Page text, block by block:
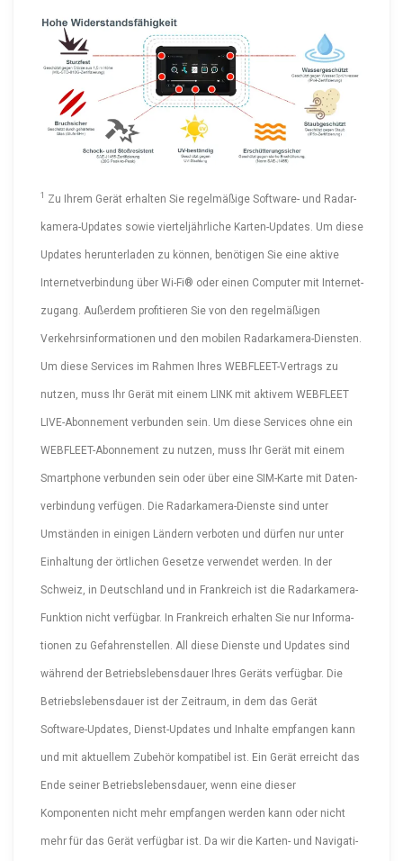
1 Zu Ihrem Gerät erhalten Sie regelmäßige Software- und Radar­
ka­me­ra-Up­dates sowie viertel­jähr­liche Karten­-Up­dates. Um diese
Updates herun­ter­laden zu können, benötigen Sie eine aktive
Inter­net­ver­bindung über Wi-Fi® oder einen Computer mit Inter­net­
zugang. Außerdem profitieren Sie von den regel­mä­ßigen
Verkehrs­in­for­ma­tionen und den mobilen Radar­ka­me­ra-Diensten.
Um diese Services im Rahmen Ihres WEBFLEE­T-Ver­trags zu
nutzen, muss Ihr Gerät mit einem LINK mit aktivem WEBFLEET
LIVE-Abon­nement verbunden sein. Um diese Services ohne ein
WEBFLEE­T-Abon­nement zu nutzen, muss Ihr Gerät mit einem
Smartphone verbunden sein oder über eine SIM-Karte mit Daten­
ver­bindung verfügen. Die Radar­ka­me­ra-Dienste sind unter
Umständen in einigen Ländern verboten und dürfen nur unter
Einhaltung der örtlichen Gesetze verwendet werden. In der
Schweiz, in Deutschland und in Frankreich ist die Radar­ka­me­ra-
Funktion nicht verfügbar. In Frankreich erhalten Sie nur Infor­ma­
tionen zu Gefah­ren­stellen. All diese Dienste und Updates sind
während der Betriebs­le­bens­dauer Ihres Geräts verfügbar. Die
Betriebs­le­bens­dauer ist der Zeitraum, in dem das Gerät
Software-Up­dates, Diens­t-Up­dates und Inhalte empfangen kann
und mit aktuellem Zubehör kompatibel ist. Ein Gerät erreicht das
Ende seiner Betriebs­le­bens­dauer, wenn eine dieser
Komponenten nicht mehr empfangen werden kann oder nicht
mehr für das Gerät verfügbar ist. Da wir die Karten- und Naviga­ti­